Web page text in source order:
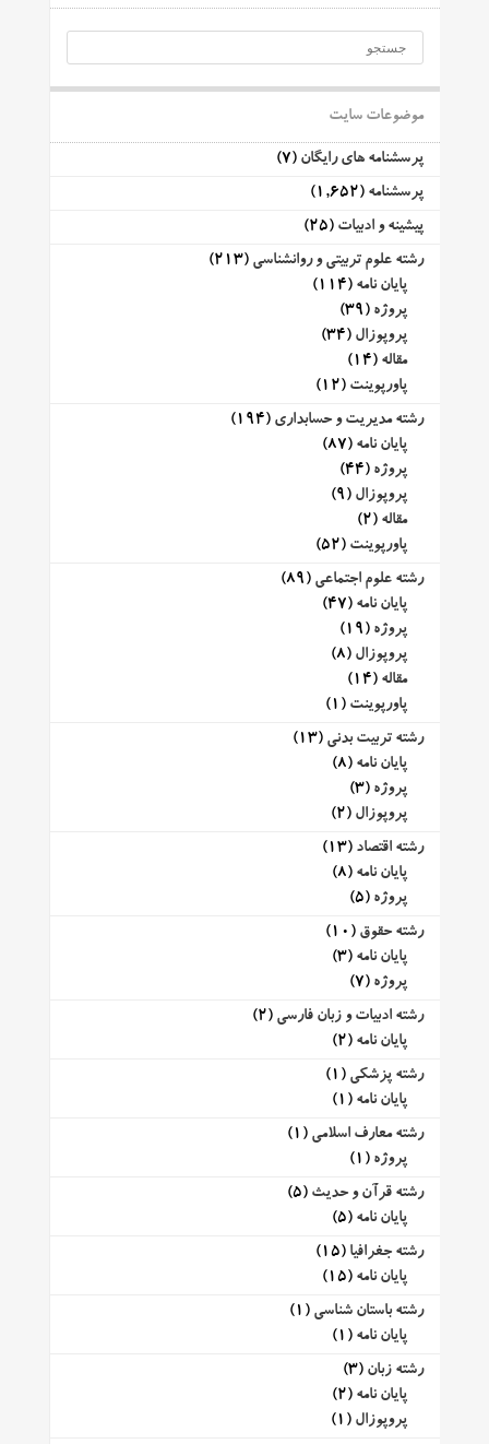
موضوعات سایت
پرسشنامه های رایگان (7)
پرسشنامه (1,652)
پیشینه و ادبیات (25)
رشته علوم تربیتی و روانشناسی (213)
پایان نامه (114)
پروژه (39)
پروپوزال (34)
مقاله (14)
پاورپوینت (12)
رشته مدیریت و حسابداری (194)
پایان نامه (87)
پروژه (44)
پروپوزال (9)
مقاله (2)
پاورپوینت (52)
رشته علوم اجتماعی (89)
پایان نامه (47)
پروژه (19)
پروپوزال (8)
مقاله (14)
پاورپوینت (1)
رشته تربیت بدنی (13)
پایان نامه (8)
پروژه (3)
پروپوزال (2)
رشته اقتصاد (13)
پایان نامه (8)
پروژه (5)
رشته حقوق (10)
پایان نامه (3)
پروژه (7)
رشته ادبیات و زبان فارسی (2)
پایان نامه (2)
رشته پزشکی (1)
پایان نامه (1)
رشته معارف اسلامی (1)
پروژه (1)
رشته قرآن و حدیث (5)
پایان نامه (5)
رشته جغرافیا (15)
پایان نامه (15)
رشته باستان شناسی (1)
پایان نامه (1)
رشته زبان (3)
پایان نامه (2)
پروپوزال (1)